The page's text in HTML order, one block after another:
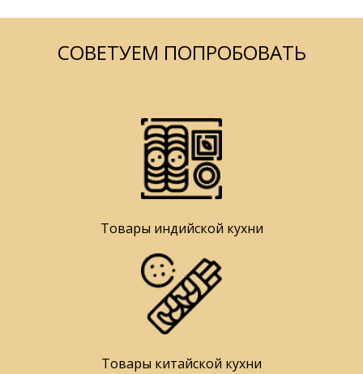
СОВЕТУЕМ ПОПРОБОВАТЬ
Товары индийской кухни
Товары китайской кухни